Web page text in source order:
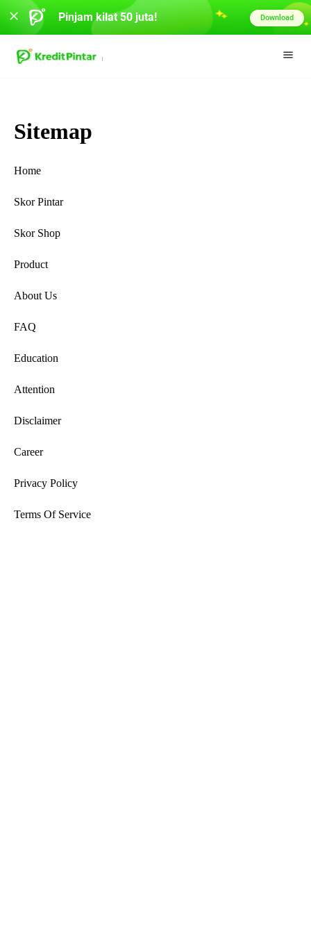
Sitemap
Home
Skor Pintar
Skor Shop
Product
About Us
FAQ
Education
Attention
Disclaimer
Career
Privacy Policy
Terms Of Service
Pinjam kilat 50 juta! Download